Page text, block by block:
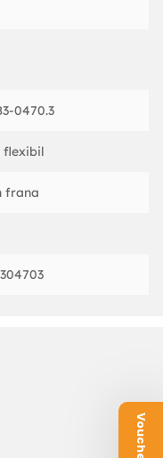
0470.3
flexibil
frana